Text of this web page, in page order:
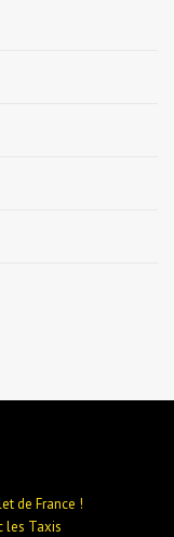
de France !
les Taxis